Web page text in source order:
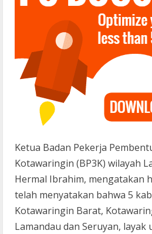
Ketua Badan Pekerja
Kotawaringin (BP3K) wilayah
Hermal Ibrahim, mengatakan
telah menyatakan bahwa 5
Kotawaringin Barat,
Lamandau dan Seruyan,